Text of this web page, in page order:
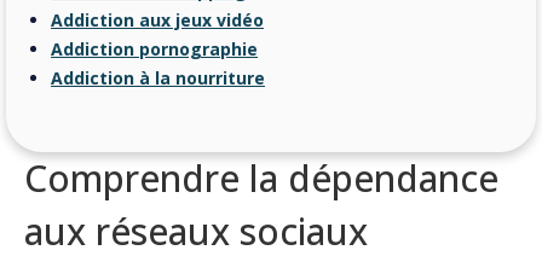
Addiction aux jeux vidéo
Addiction pornographie
Addiction à la nourriture
Comprendre la dépendance
aux réseaux sociaux